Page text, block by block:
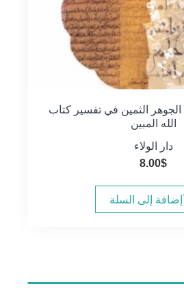
الجوهر الثمين في تفسير كتاب
الله المبين
دار الولاء
8.00$
إضافة إلى السلة